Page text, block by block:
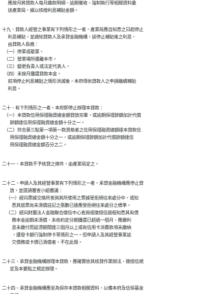
      應按月將貸款人每月繳款明細、逾期催收、強制執行等相關資料彙
      送產業局，據以核撥利息補貼金額。
十九、貸款人經營之事業有下列情形之一者，產業局應自知悉之日起停止
      利息補貼，並通知貸款人及承貸金融機構，該停止補貼後之利息，
      由貸款人負擔：
  （一）停業或歇業。
  （二）營業場所遷離本市。
  （三）變更負責人或法定代表人。
  （四）未按月攤還貸款本金。
      前項停止利息補貼之情形消滅後，本府得依貸款人之申請繼續補貼
      利息。
二十、有下列情形之一者，本府即停止辦理本貸款：
  （一）本貸款信用保證融資總金額貸放完畢，或逾期保證餘額加計代償
        餘額達信用保證融資總金額十分之一。
  （二）符合第三點第一項第一款資格者之信用保證融資總額達本貸款信
        用保證融資總金額十分之一，或逾期保證餘額加計代償餘額達信
        用保證融資總金額百分之二。
二十一、本貸款不予核貸之條件，由產業局定之。
二十二、申請人及其經營事業有下列情形之一者，承貸金融機構應停止貸
        放，並提請審查小組審議：
    （一）經向票據交換所查詢其所使用之票據受拒絕往來處分中，或知
          悉其退票尚未清償註記之張數已達應受拒絕往來處分之標準。
    （二）經向財團法人金融聯合徵信中心查詢或徵授信過程知悉其有債
          務本金逾期未清償、未依約定分期攤還已超過一個月、應繳利
          息未繳付而延滯期間達三個月以上或有信用卡消費款項未繳納
          ，遭發卡銀行強制停卡等情形之一。但申請人及其經營事業逾
          欠債務或卡債已清償者，不在此限。
二十三、承貸金融機構辦理本貸款，應確實依其核貸作業辦法、徵授信規
        定及本要點之規定辦理。
二十四、承貸金融機構應妥為保存本貸款相關資料，以備本府及信保基金